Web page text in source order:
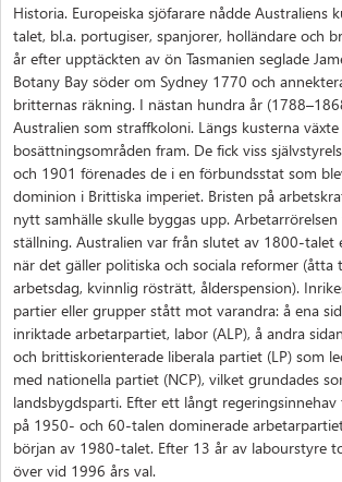
Historia. Europeiska sjöfarare nådde Australiens
talet, bl.a. portugiser, spanjorer, holländare och
år efter upptäckten av ön Tasmanien seglade
Botany Bay söder om Sydney 1770 och
britternas räkning. I nästan hundra år
Australien som straffkoloni. Längs kusterna
bosättningsområden fram. De fick viss
och 1901 förenades de i en förbundsstat som
dominion i Brittiska imperiet. Bristen på
nytt samhälle skulle byggas upp.
ställning. Australien var från slutet av 1800-talet
när det gäller politiska och sociala reformer (åtta
arbetsdag, kvinnlig rösträtt, ålderspension).
partier eller grupper stått mot varandra: å ena
inriktade arbetarpartiet, labor (ALP), å andra
och brittiskorienterade liberala partiet (LP) som
med nationella partiet (NCP), vilket grundades
landsbygdsparti. Efter ett långt
på 1950- och 60-talen dominerade
början av 1980-talet. Efter 13 år av labourstyre
över vid 1996 års val.